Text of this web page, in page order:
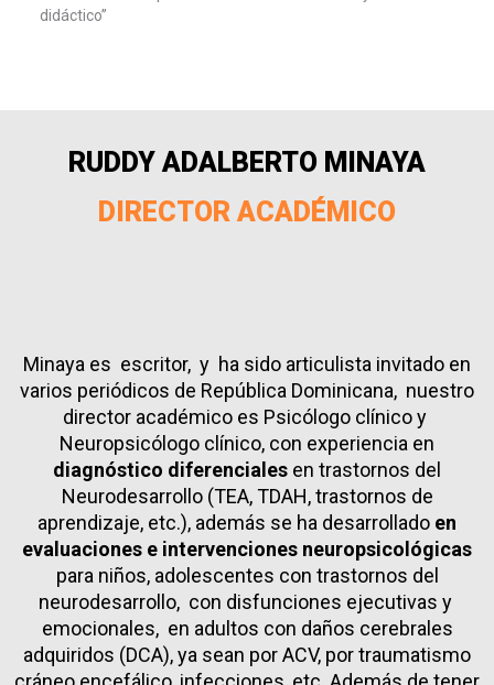
didáctico”
RUDDY ADALBERTO MINAYA
DIRECTOR ACADÉMICO
Minaya es escritor, y ha sido articulista invitado en
varios periódicos de República Dominicana, nuestro
director académico es Psicólogo clínico y
Neuropsicólogo clínico, con experiencia en
diagnóstico diferenciales en trastornos del
Neurodesarrollo (TEA, TDAH, trastornos de
aprendizaje, etc.), además se ha desarrollado en
evaluaciones e intervenciones neuropsicológicas
para niños, adolescentes con trastornos del
neurodesarrollo, con disfunciones ejecutivas y
emocionales, en adultos con daños cerebrales
adquiridos (DCA), ya sean por ACV, por traumatismo